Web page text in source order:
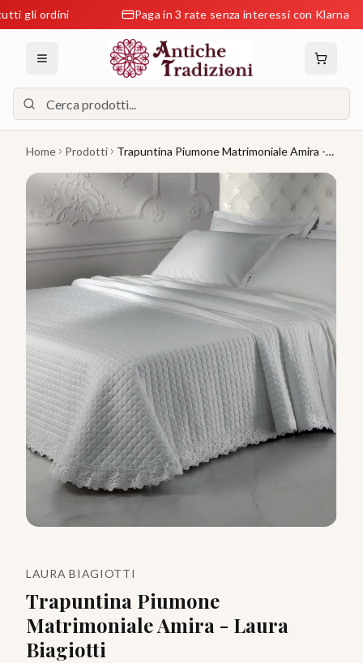
ordini Paga in 3 rate senza interessi con Klarna
Home Prodotti
Trapuntina Piumone Matrimoniale Amira -
LAURA BIAGIOTTI
Trapuntina Piumone
Matrimoniale Amira - Laura
Biagiotti